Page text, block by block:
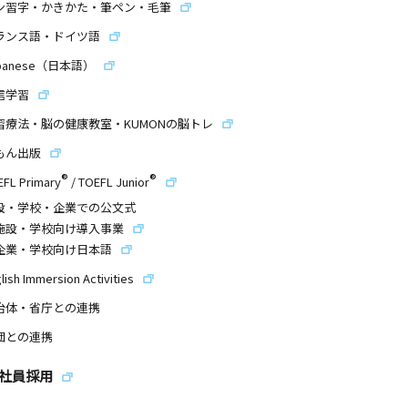
習字・かきかた・筆ペン・毛筆
ンス語・ドイツ語
（日本語）
学習
療法・脳の健康教室・KUMONの脳トレ
ん出版
Primary® /TOEFL Junior®
・学校・企業での公文式
設・学校向け導入事業
業・学校向け日本語
Immersion Activities
体・省庁との連携
との連携
員採用